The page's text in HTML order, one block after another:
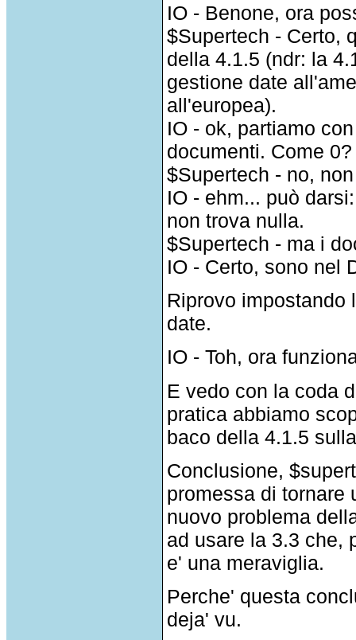
IO - Benone, ora
$Supertech - Certo,
della 4.1.5 (ndr: la
gestione date
all'europea).
IO - ok, partiamo
documenti. Come 0?
$Supertech - no,
IO - ehm... può
non trova nulla.
$Supertech - ma i
IO - Certo, sono nel
Riprovo impostando
date.
IO - Toh, ora
E vedo con la coda
pratica abbiamo
baco della 4.1.5
Conclusione,
promessa di tornare
nuovo problema
ad usare la 3.3 che,
e' una meraviglia.
Perche' questa
deja' vu.